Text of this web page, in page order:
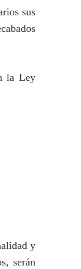
sus
la Ley
y
serán